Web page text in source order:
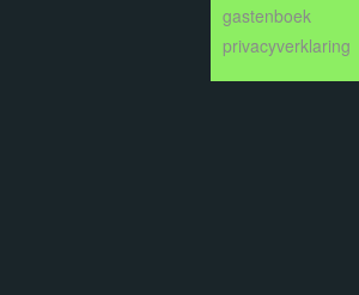
gastenboek
privacyverklaring